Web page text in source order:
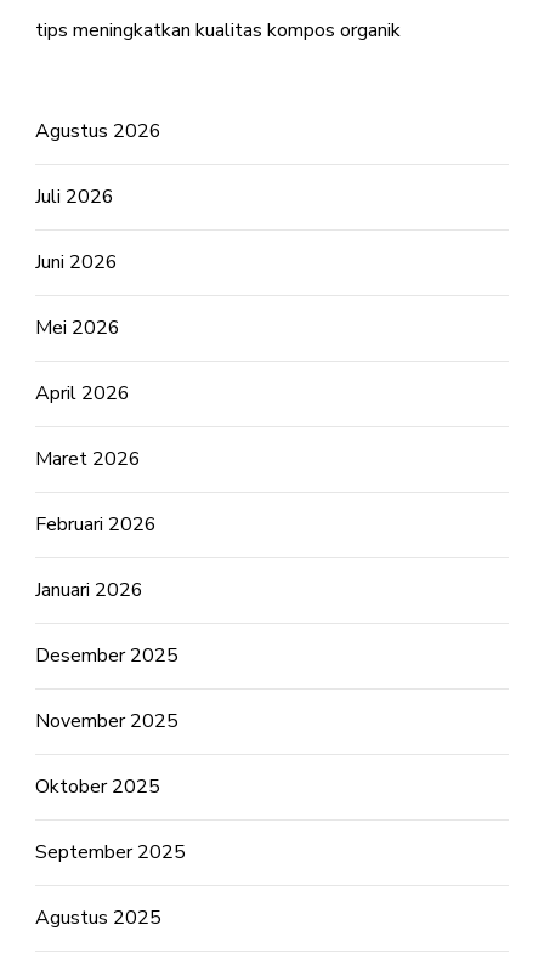
tips meningkatkan kualitas kompos organik
Agustus 2026
Juli 2026
Juni 2026
Mei 2026
April 2026
Maret 2026
Februari 2026
Januari 2026
Desember 2025
November 2025
Oktober 2025
September 2025
Agustus 2025